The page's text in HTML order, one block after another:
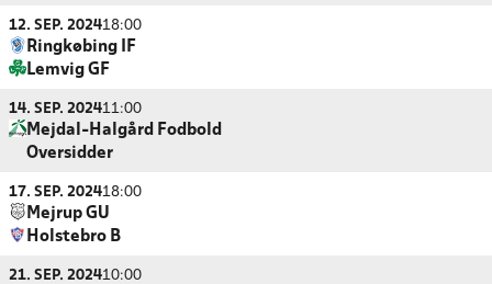
12. SEP. 202418:00
Ringkøbing IF
Lemvig GF
14. SEP. 202411:00
Mejdal-Halgård Fodbold
Oversidder
17. SEP. 202418:00
Mejrup GU
Holstebro B
21. SEP. 202410:00